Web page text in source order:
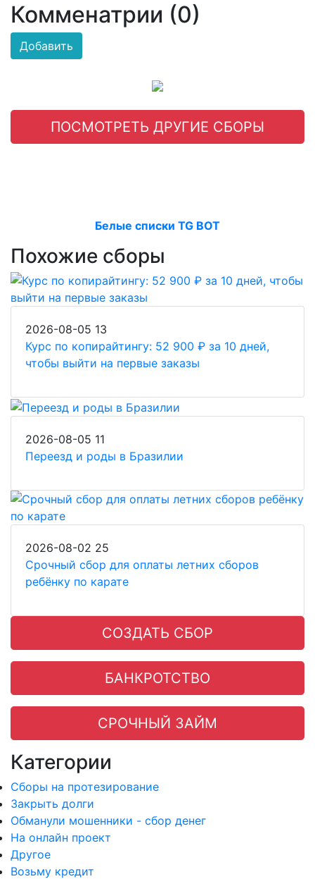
Комменатрии (0)
Добавить
ПОСМОТРЕТЬ ДРУГИЕ СБОРЫ
Белые списки TG BOT
Похожие сборы
2026-08-05 13
Курс по копирайтингу: 52 900 ₽ за 10 дней,
чтобы выйти на первые заказы
2026-08-05 11
Переезд и роды в Бразилии
2026-08-02 25
Срочный сбор для оплаты летних сборов
ребёнку по карате
СОЗДАТЬ СБОР
БАНКРОТСТВО
СРОЧНЫЙ ЗАЙМ
Категории
Сборы на протезирование
Закрыть долги
Обманули мошенники - сбор денег
На онлайн проект
Другое
Возьму кредит